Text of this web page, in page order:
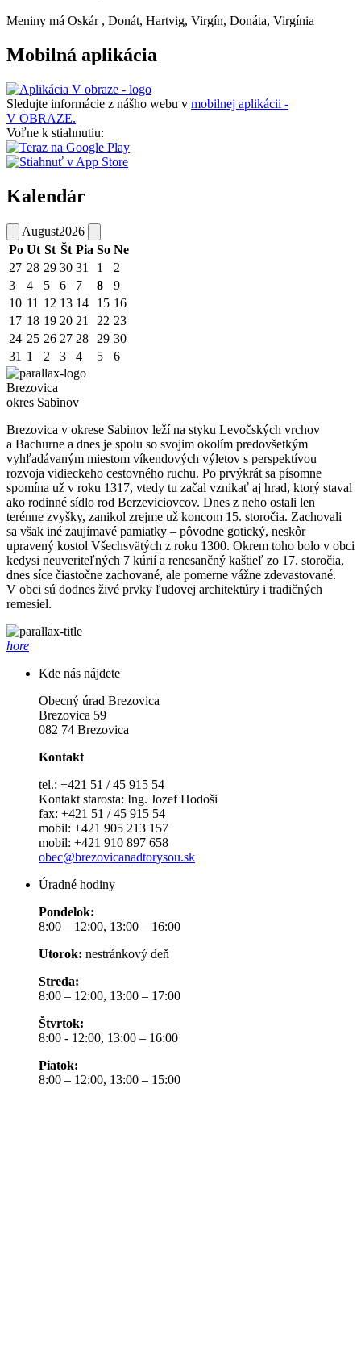
Meniny má Oskár , Donát, Hartvig, Virgín, Donáta, Virgínia
Mobilná aplikácia
Sledujte informácie z nášho webu v mobilnej aplikácii -
V OBRAZE.
Voľne k stiahnutiu:
Kalendár
August2026
Po Ut St Št Pia So Ne
27 28 29 30 31 1
2
3
4 5 6 7 8
9
10 11 12 13 14 15 16
17 18 19 20 21 22 23
24 25 26 27 28 29 30
31 1 2 3 4 5 6
Brezovica
okres Sabinov
Brezovica v okrese Sabinov leží na styku Levočských vrchov
a Bachurne a dnes je spolu so svojim okolím predovšetkým
vyhľadávaným miestom víkendových výletov s perspektívou
rozvoja vidieckeho cestovného ruchu. Po prvýkrát sa písomne
spomína už v roku 1317, vtedy tu začal vznikať aj hrad, ktorý staval
ako rodinné sídlo rod Berzeviciovcov. Dnes z neho ostali len
terénne zvyšky, zanikol zrejme už koncom 15. storočia. Zachovali
sa však iné zaujímavé pamiatky – pôvodne gotický, neskôr
upravený kostol Všechsvätých z roku 1300. Okrem toho bolo v obci
kedysi neuveriteľných 7 kúrií a renesančný kaštieľ zo 17. storočia,
dnes síce čiastočne zachované, ale pomerne vážne zdevastované.
V obci sú dodnes živé prvky ľudovej architektúry i tradičných
remesiel.
hore
Kde nás nájdete
Obecný úrad Brezovica
Brezovica 59
082 74 Brezovica
Kontakt
tel.: +421 51 / 45 915 54
Kontakt starosta: Ing. Jozef Hodoši
fax: +421 51 / 45 915 54
mobil: +421 905 213 157
mobil: +421 910 897 658
obec@brezovicanadtorysou.sk
Úradné hodiny
Pondelok:
8:00 – 12:00, 13:00 – 16:00
Utorok: nestránkový deň
Streda:
8:00 – 12:00, 13:00 – 17:00
Štvrtok:
8:00 - 12:00, 13:00 – 16:00
Piatok:
8:00 – 12:00, 13:00 – 15:00